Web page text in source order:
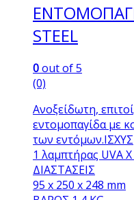
STEEL
0out of 5
(0)
Ανοξείδωτη,
εντομοπαγίδα με
των εντόμων.ΙΣΧΥΣ
1 λαμπτήρας UVA X
ΔΙΑΣΤΑΣΕΙΣ
95 x 250 x 248 mm